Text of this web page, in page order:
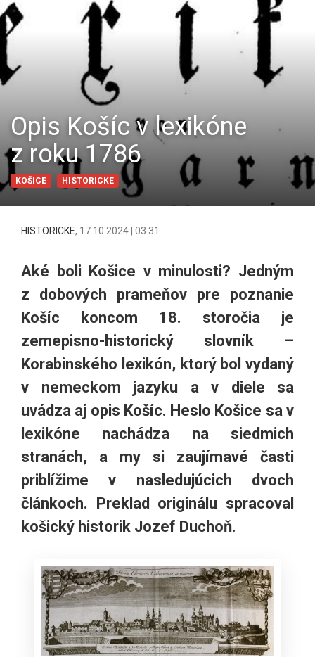
Opis Košíc v lexikóne
z roku 1786
KOŠICE HISTORICKE
HISTORICKE, 17.10.2024 | 03:31
Aké boli Košice v minulosti? Jedným
z dobových prameňov pre poznanie
Košíc koncom 18. storočia je
zemepisno-historický slovník –
Korabinského lexikón, ktorý bol vydaný
v nemeckom jazyku a v diele sa
uvádza aj opis Košíc. Heslo Košice sa v
lexikóne nachádza na siedmich
stranách, a my si zaujímavé časti
priblížime v nasledujúcich dvoch
článkoch. Preklad originálu spracoval
košický historik Jozef Duchoň.